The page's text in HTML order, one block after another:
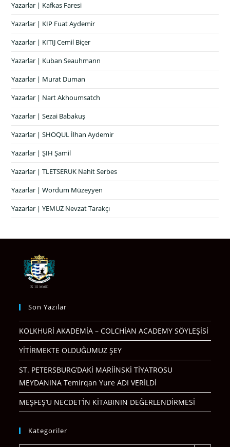
Yazarlar | Kafkas Faresi
Yazarlar | KIP Fuat Aydemir
Yazarlar | KITIJ Cemil Biçer
Yazarlar | Kuban Seauhmann
Yazarlar | Murat Duman
Yazarlar | Nart Akhoumsatch
Yazarlar | Sezai Babakuş
Yazarlar | SHOQUL İlhan Aydemir
Yazarlar | ŞIH Şamil
Yazarlar | TLETSERUK Nahit Serbes
Yazarlar | Wordum Müzeyyen
Yazarlar | YEMUZ Nevzat Tarakçı
Son Yazılar
KOLKHURİ AKADEMİA – COLCHİAN ACADEMY SÖYLEŞİSİ
YİTİRMEKTE OLDUĞUMUZ ŞEY
ST. PETERSBURG’DAKİ MARİİNSKİ TİYATROSU
MEYDANINA Temirqan Yure ADI VERİLDİ
MEŞFEŞ’U NECDET’İN KİTABININ DEĞERLENDİRMESİ
Kategoriler